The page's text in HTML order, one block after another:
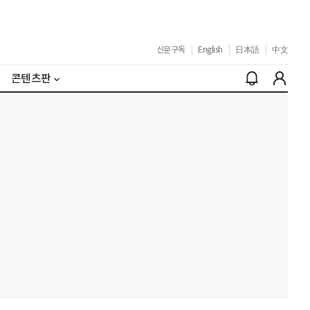
신문구독 English 日本語 中文
콘텐츠판